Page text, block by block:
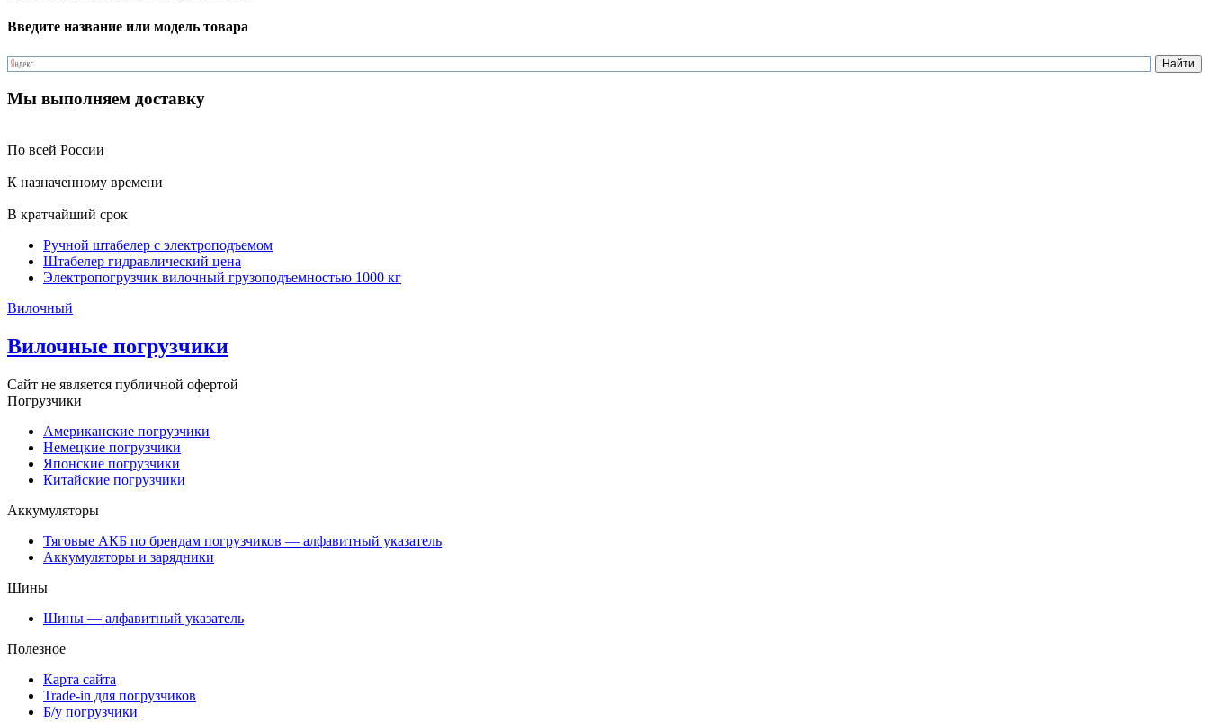
Введите название или модель товара
Мы выполняем доставку
По всей России
К назначенному времени
В кратчайший срок
Ручной штабелер с электроподъемом
Штабелер гидравлический цена
Электропогрузчик вилочный грузоподъемностью 1000 кг
Вилочный
Вилочные погрузчики
Сайт не является публичной офертой
Погрузчики
Американские погрузчики
Немецкие погрузчики
Японские погрузчики
Китайские погрузчики
Аккумуляторы
Тяговые АКБ по брендам погрузчиков — алфавитный указатель
Аккумуляторы и зарядники
Шины
Шины — алфавитный указатель
Полезное
Карта сайта
Trade-in для погрузчиков
Б/у погрузчики